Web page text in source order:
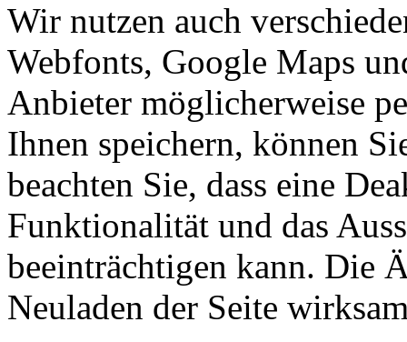
Wir nutzen auch
Webfonts, Google Maps
Anbieter möglicherweise
Ihnen speichern, können
beachten Sie, dass eine
Funktionalität und das
beeinträchtigen kann. Die
Neuladen der Seite